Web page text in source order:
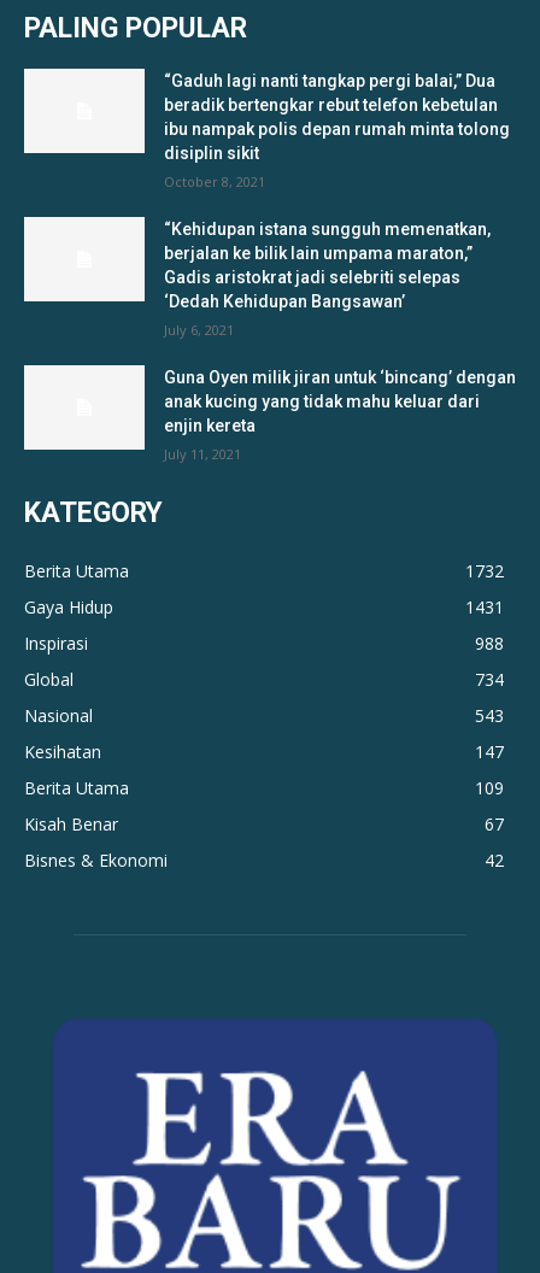
PALING POPULAR
“Gaduh lagi nanti tangkap pergi balai,” Dua
beradik bertengkar rebut telefon kebetulan
ibu nampak polis depan rumah minta tolong
disiplin sikit
October 8, 2021
“Kehidupan istana sungguh memenatkan,
berjalan ke bilik lain umpama maraton,”
Gadis aristokrat jadi selebriti selepas
‘Dedah Kehidupan Bangsawan’
July 6, 2021
Guna Oyen milik jiran untuk ‘bincang’ dengan
anak kucing yang tidak mahu keluar dari
enjin kereta
July 11, 2021
KATEGORY
Berita Utama
1732
Gaya Hidup
1431
Inspirasi
988
Global
734
Nasional
543
Kesihatan
147
Berita Utama
109
Kisah Benar
67
Bisnes & Ekonomi
42